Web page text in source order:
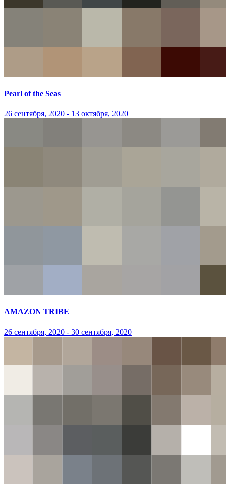
Pearl of the Seas
26 сентября, 2020 - 13 октября, 2020
AMAZON TRIBE
26 сентября, 2020 - 30 сентября, 2020